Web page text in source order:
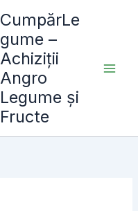
CumpărLe
gume –
Achiziții
Angro
Legume și
Fructe